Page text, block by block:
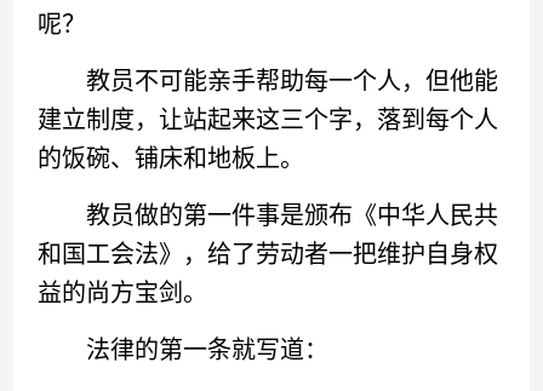
呢？
教员不可能亲手帮助每一个人，但他能
建立制度，让站起来这三个字，落到每个人
的饭碗、铺床和地板上。
教员做的第一件事是颁布《中华人民共
和国工会法》，给了劳动者一把维护自身权
益的尚方宝剑。
法律的第一条就写道：